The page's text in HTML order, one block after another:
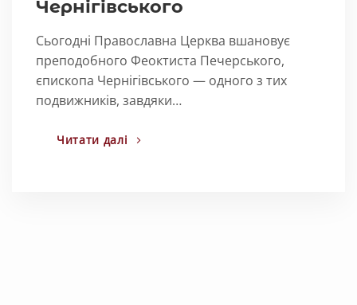
Чернігівського
Сьогодні Православна Церква вшановує
преподобного Феоктиста Печерського,
єпископа Чернігівського — одного з тих
подвижників, завдяки…
Читати далі